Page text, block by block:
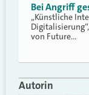
Bei Angriff
„Künstliche
von Future…
Autorin